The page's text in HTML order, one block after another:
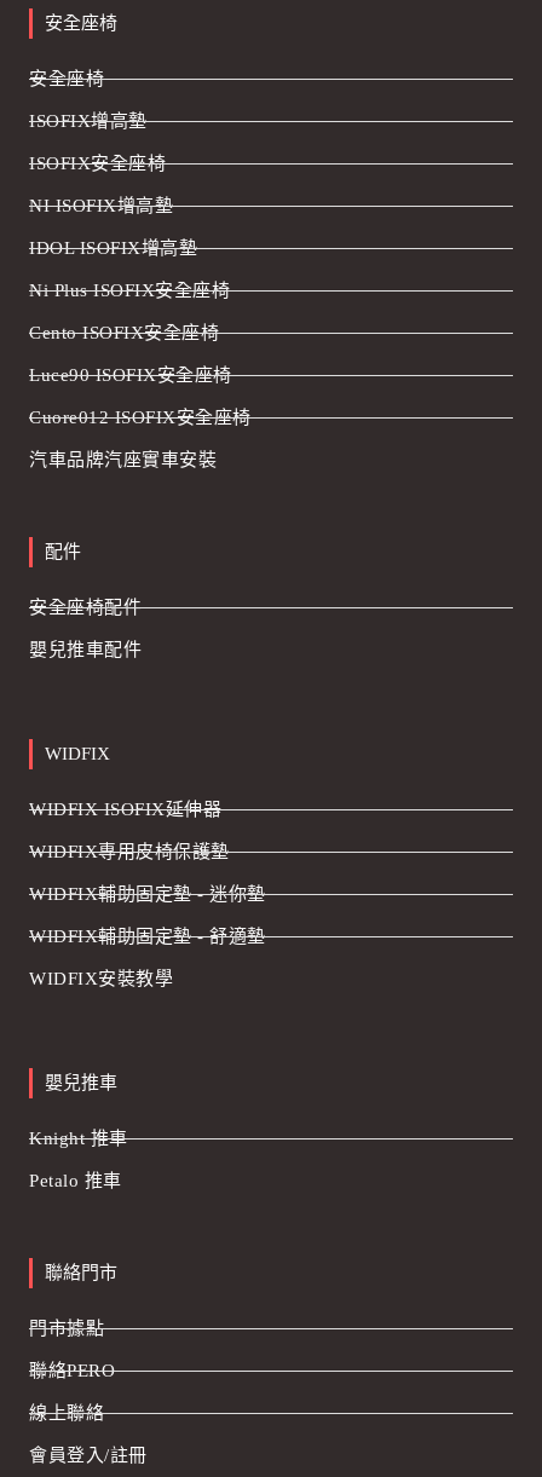
安全座椅
安全座椅
ISOFIX增高墊
ISOFIX安全座椅
NI ISOFIX增高墊
IDOL ISOFIX增高墊
Ni Plus ISOFIX安全座椅
Cento ISOFIX安全座椅
Luce90 ISOFIX安全座椅
Cuore012 ISOFIX安全座椅
汽車品牌汽座實車安裝
配件
安全座椅配件
嬰兒推車配件
WIDFIX
WIDFIX ISOFIX延伸器
WIDFIX專用皮椅保護墊
WIDFIX輔助固定墊 - 迷你墊
WIDFIX輔助固定墊 - 舒適墊
WIDFIX安裝教學
嬰兒推車
Knight 推車
Petalo 推車
聯絡門市
門市據點
聯絡PERO
線上聯絡
會員登入/註冊